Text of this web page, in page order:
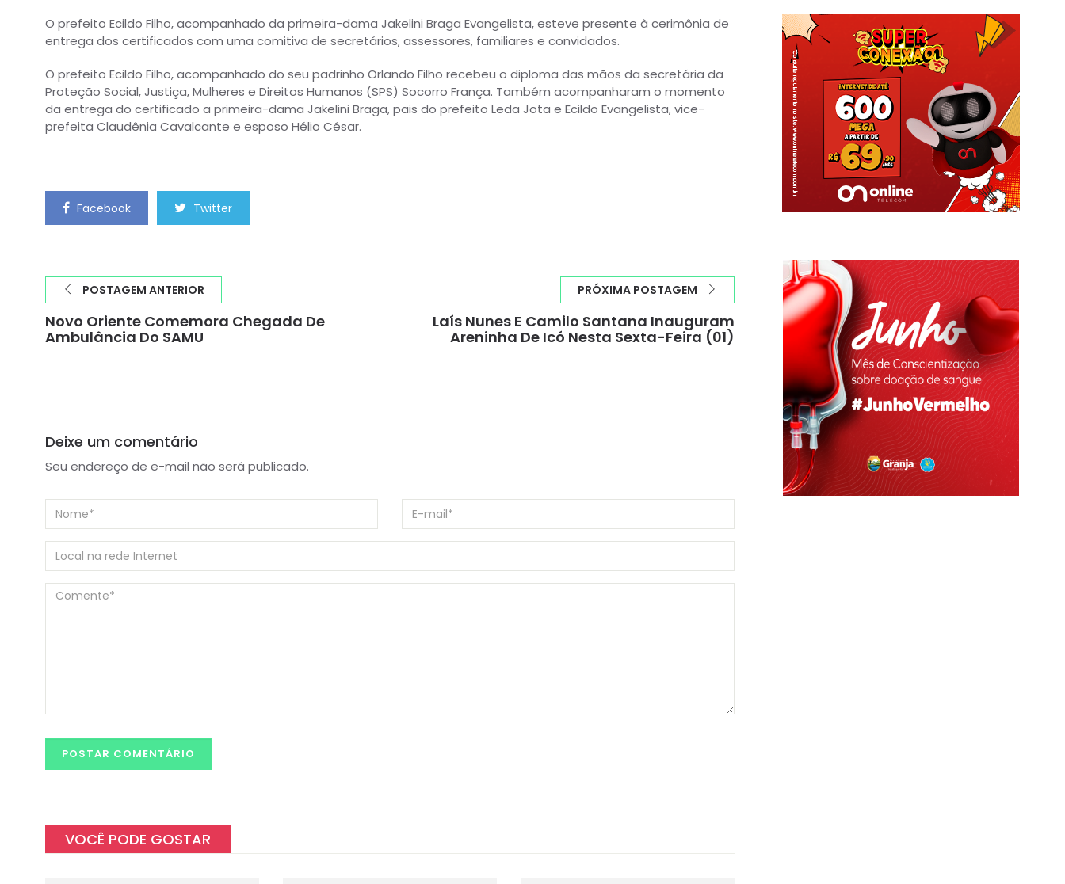
O prefeito Ecildo Filho, acompanhado da primeira-dama Jakelini Braga Evangelista, esteve presente à cerimônia de
entrega dos certificados com uma comitiva de secretários, assessores, familiares e convidados.
O prefeito Ecildo Filho, acompanhado do seu padrinho Orlando Filho recebeu o diploma das mãos da secretária da
Proteção Social, Justiça, Mulheres e Direitos Humanos (SPS) Socorro França. Também acompanharam o momento
da entrega do certificado a primeira-dama Jakelini Braga, pais do prefeito Leda Jota e Ecildo Evangelista, vice-
prefeita Claudênia Cavalcante e esposo Hélio César.
Facebook Twitter
POSTAGEM ANTERIOR
Novo Oriente Comemora Chegada De
Ambulância Do SAMU
PRÓXIMA POSTAGEM
Laís Nunes E Camilo Santana Inauguram
Areninha De Icó Nesta Sexta-Feira (01)
Deixe um comentário
Seu endereço de e-mail não será publicado.
VOCÊ PODE GOSTAR